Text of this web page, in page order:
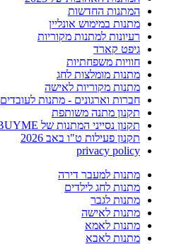
המתנות החדשות
מתנות במימוש אונליין
רעיונות למתנות מקוריות
גיפט קארד
חוויות משפחתיות
מתנות מומלצות לחג
מתנות מקוריות לאישה
חברות וארגונים - מתנות לעובדים
תקנון מתנה משותפת
תקנון נסייני המתנות של BUYME
תקנון פעילות ט"ו באב 2026
privacy policy
מתנות למעבר דירה
מתנות לחג לילדים
מתנות לגבר
מתנות לאישה
מתנות לאמא
מתנות לאבא